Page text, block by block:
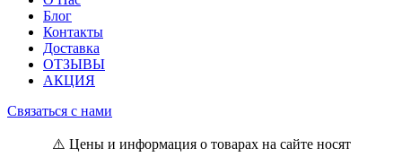
Блог
Контакты
Доставка
ОТЗЫВЫ
АКЦИЯ
Связаться с нами
⚠️ Цены и информация о товарах на сайте носят